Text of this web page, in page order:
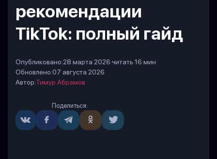
рекомендации
TikTok: полный гайд
Опубликовано:28 марта 2026·читать 16 мин
Обновлено:07 августа 2026
Автор:Тимур Абрамов
Поделиться: